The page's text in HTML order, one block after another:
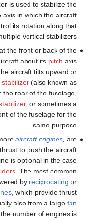
is used to stabilize the
in which the aircraft
its rotation along that
vertical stabilizers.
the front or back of the
about its pitch axis
aircraft tilts upward or
stabilizer(also known as
the rear of the fuselage,
, or sometimes a
of the fuselage for the
same purpose.
aircraft engines, are
to push the aircraft
is optional in the case
. The most common
by reciprocating or
, which provide thrust
also from a large fan
number of engines is